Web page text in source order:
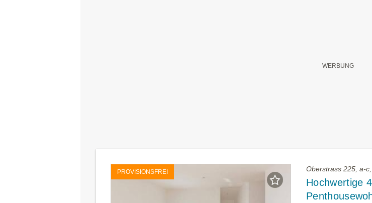
PROVISIONSFREI Oberstrass 225, a-
Hochwertige